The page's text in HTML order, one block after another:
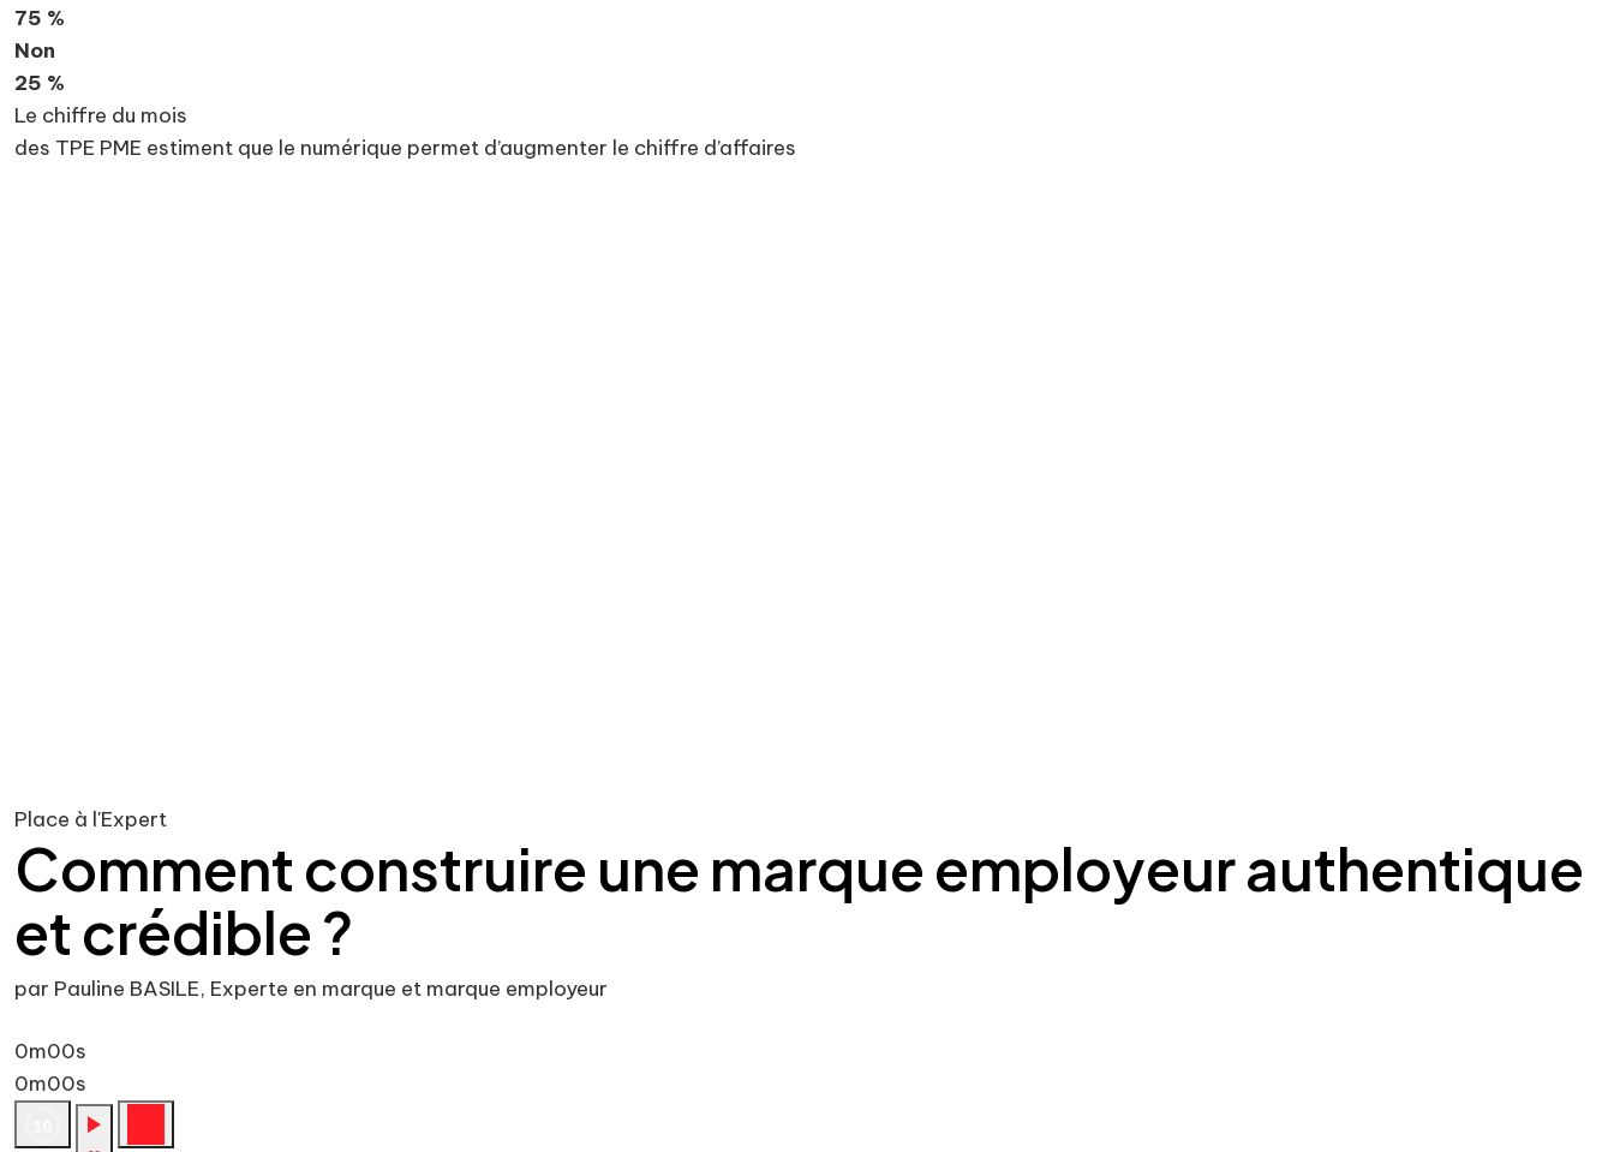
75 %
Non
25 %
Le chiffre du mois
des TPE PME estiment que le numérique permet d’augmenter le chiffre d’affaires
Place à l'Expert
Comment construire une marque employeur authentique
et crédible ?
par Pauline BASILE, Experte en marque et marque employeur
0m00s
0m00s